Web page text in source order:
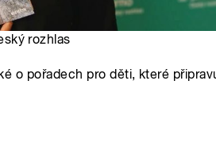
rozhlas
o pořadech pro děti, které